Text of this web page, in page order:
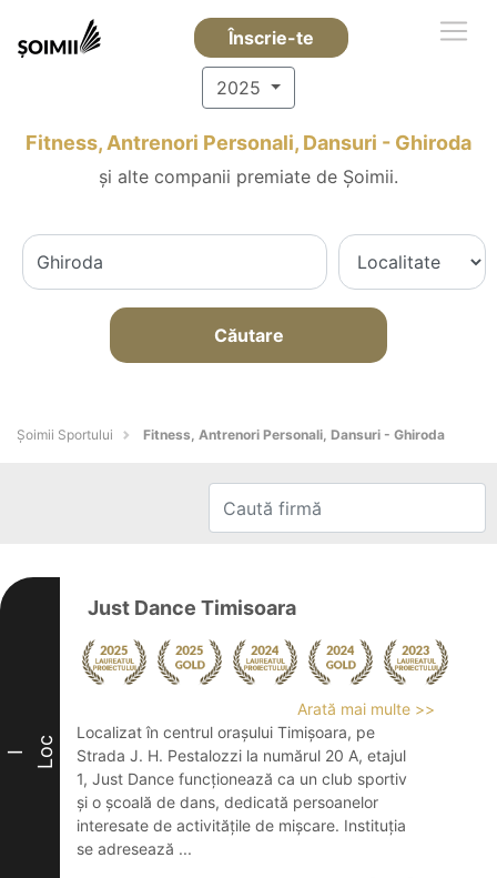
Înscrie-te
2025
Fitness, Antrenori Personali, Dansuri - Ghiroda
și alte companii premiate de Șoimii.
Căutare
Șoimii Sportului Fitness, Antrenori Personali, Dansuri - Ghiroda
I Loc
Just Dance Timisoara
Arată mai multe >>
Localizat în centrul orașului Timișoara, pe
Strada J. H. Pestalozzi la numărul 20 A, etajul
1, Just Dance funcționează ca un club sportiv
și o școală de dans, dedicată persoanelor
interesate de activitățile de mișcare. Instituția
se adresează ...